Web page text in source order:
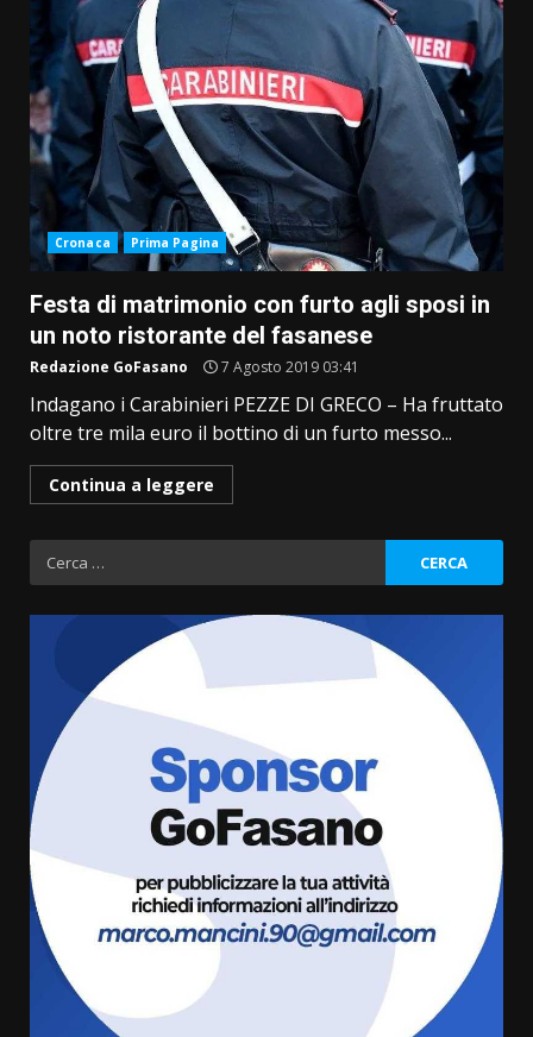
Cronaca Prima Pagina
Festa di matrimonio con furto agli sposi in
un noto ristorante del fasanese
Redazione GoFasano 7 Agosto 2019 03:41
Indagano i Carabinieri PEZZE DI GRECO – Ha fruttato
oltre tre mila euro il bottino di un furto messo...
Continua a leggere
Ricerca
per:
3
Grande successo per la “Sagra
del Pesce Spada” a Savelletri
9 Agosto 2026 07:32
Serie D, l’Us Fasano non molla e
conferma di voler ricorrere per
8 Agosto 2026 19:55
La Banda Città di Fasano apre
ufficialmente la Festa di
Savelletri